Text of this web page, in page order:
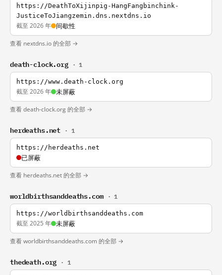
https://DeathToXijinpig-HangFangbinchink-
JusticeToJiangzemin.dns.nextdns.io
截至 2026 年 间歇性
查看 nextdns.io 的全部 →
death-clock.org · 1
https://www.death-clock.org
截至 2026 年 未屏蔽
查看 death-clock.org 的全部 →
herdeaths.net · 1
https://herdeaths.net
已屏蔽
查看 herdeaths.net 的全部 →
worldbirthsanddeaths.com · 1
https://worldbirthsanddeaths.com
截至 2025 年 未屏蔽
查看 worldbirthsanddeaths.com 的全部 →
thedeath.org · 1